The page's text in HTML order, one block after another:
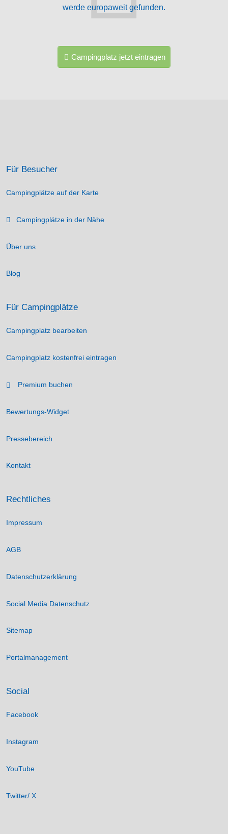
werde europaweit gefunden.
Campingplatz jetzt eintragen
Für Besucher
Campingplätze auf der Karte
Campingplätze in der Nähe
Über uns
Blog
Für Campingplätze
Campingplatz bearbeiten
Campingplatz kostenfrei eintragen
Premium buchen
Bewertungs-Widget
Pressebereich
Kontakt
Rechtliches
Impressum
AGB
Datenschutzerklärung
Social Media Datenschutz
Sitemap
Portalmanagement
Social
Facebook
Instagram
YouTube
Twitter/ X